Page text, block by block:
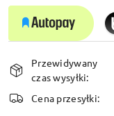
i
dostawa
Przewidywany
czas wysyłki:
Cena przesyłki: